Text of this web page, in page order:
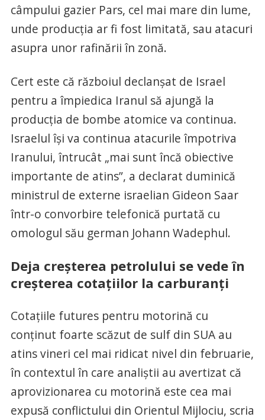
câmpului gazier Pars, cel mai mare din lume,
unde producția ar fi fost limitată, sau atacuri
asupra unor rafinării în zonă.
Cert este că războiul declanșat de Israel
pentru a împiedica Iranul să ajungă la
producția de bombe atomice va continua.
Israelul îşi va continua atacurile împotriva
Iranului, întrucât „mai sunt încă obiective
importante de atins”, a declarat duminică
ministrul de externe israelian Gideon Saar
într-o convorbire telefonică purtată cu
omologul său german Johann Wadephul.
Deja creșterea petrolului se vede în
creșterea cotațiilor la carburanți
Cotațiile futures pentru motorină cu
conținut foarte scăzut de sulf din SUA au
atins vineri cel mai ridicat nivel din februarie,
în contextul în care analiștii au avertizat că
aprovizionarea cu motorină este cea mai
expusă conflictului din Orientul Mijlociu, scria